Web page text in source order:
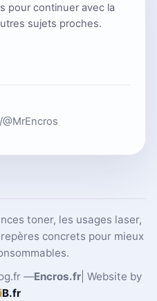
pour continuer avec la
sujets proches.
toner, les usages laser,
concrets pour mieux
—Encros.fr| Website by
B.fr